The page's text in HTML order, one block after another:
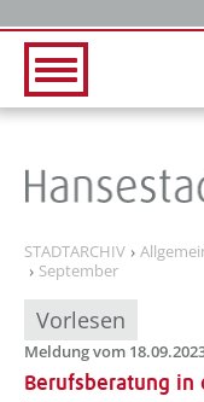
STADTARCHIV
September
Vorlesen
Meldung vom
Berufsberatung in